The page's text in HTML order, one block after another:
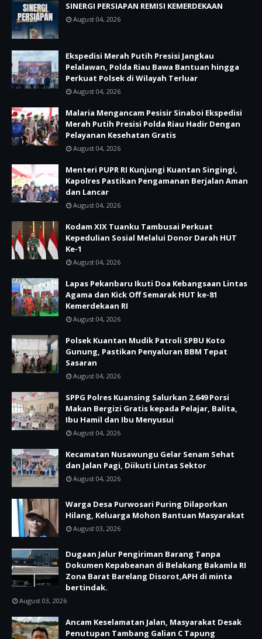
SINERGI PERSIAPAN REMISI KEMERDEKAAN
August 04, 2026
Ekspedisi Merah Putih Presisi Jangkau
Pelalawan, Polda Riau Bawa Bantuan hingga
Perkuat Polsek di Wilayah Terluar
August 04, 2026
Malaria Mengancam Pesisir Sinaboi Ekspedisi
Merah Putih Presisi Polda Riau Hadir Dengan
Pelayanan Kesehatan Gratis
August 04, 2026
Menteri PUPR RI Kunjungi Kuantan Singingi,
Kapolres Pastikan Pengamanan Berjalan Aman
dan Lancar
August 04, 2026
Kodam XIX Tuanku Tambusai Perkuat
Kepedulian Sosial Melalui Donor Darah HUT
Ke-1
August 04, 2026
Lapas Pekanbaru Ikuti Doa Kebangsaan Lintas
Agama dan Kick Off Semarak HUT ke-81
Kemerdekaan RI
August 04, 2026
Polsek Kuantan Mudik Patroli SPBU Koto
Gunung, Pastikan Penyaluran BBM Tepat
Sasaran
August 04, 2026
SPPG Polres Kuansing Salurkan 2.649 Porsi
Makan Bergizi Gratis kepada Pelajar, Balita,
Ibu Hamil dan Ibu Menyusui
August 04, 2026
Kecamatan Nusawungu Gelar Senam Sehat
dan Jalan Pagi, Diikuti Lintas Sektor
August 04, 2026
Warga Desa Purwosari Puring Dilaporkan
Hilang, Keluarga Mohon Bantuan Masyarakat
August 03, 2026
Dugaan Jalur Pengiriman Barang Tanpa
Dokumen Kepabeanan di Belakang Bakamla RI
Zona Barat Barelang Disorot,APH di minta
bertindak.
August 03, 2026
Ancam Keselamatan Jalan, Masyarakat Desak
Penutupan Tambang Galian C Tapung